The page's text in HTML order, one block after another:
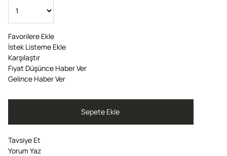
Favorilere Ekle
İstek Listeme Ekle
Karşılaştır
Fiyat Düşünce Haber Ver
Gelince Haber Ver
Tavsiye Et
Yorum Yaz